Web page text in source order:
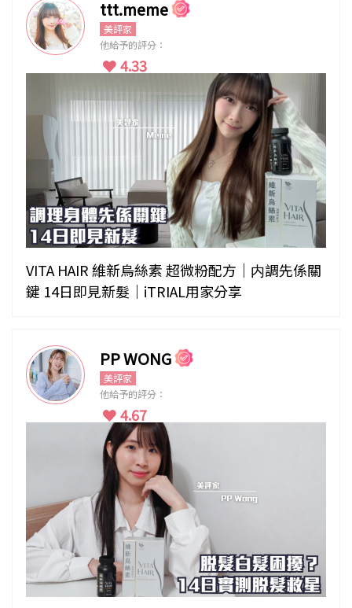
ttt.meme
美評家
他給予的評分：
4.33
VITA HAIR 維新烏絲素 超微粉配方｜内調先係關
鍵 14日即見新髮｜iTRIAL用家分享
PP WONG
美評家
他給予的評分：
4.67